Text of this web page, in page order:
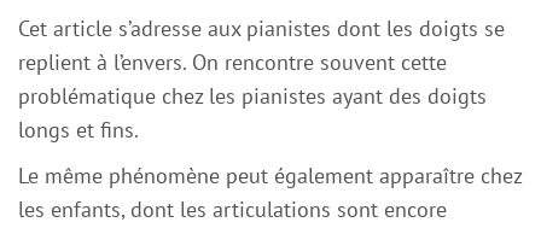
Cet article s’adresse aux pianistes dont les doigts se
replient à l’envers. On rencontre souvent cette
problématique chez les pianistes ayant des doigts
longs et fins.
Le même phénomène peut également apparaître chez
les enfants, dont les articulations sont encore